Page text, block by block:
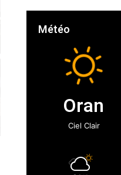
Météo
Oran
Ciel Clair